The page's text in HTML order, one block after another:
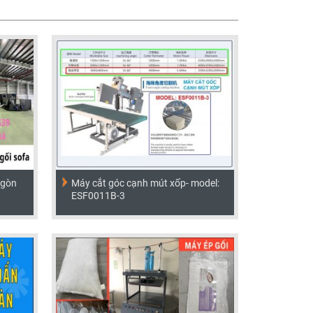
Máy cắt góc cạnh mút xốp- model:
ESF0011B-3